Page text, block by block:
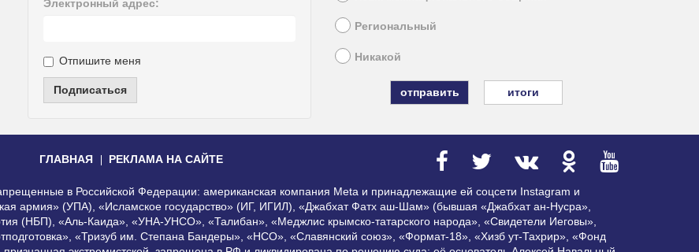
Электронный адрес:
Отпишите меня
Подписаться
Региональный
Никакой
итоги
ГЛАВНАЯ РЕКЛАМА НА САЙТЕ
в Российской Федерации: американская компания Meta и принадлежащие ей соцсети Instagram и
армия» (УПА), «Исламское государство» (ИГ, ИГИЛ), «Джабхат Фатх аш-Шам» (бывшая «Джабхат ан-Нусра»,
(НБП), «Аль-Каида», «УНА-УНСО», «Талибан», «Меджлис крымско-татарского народа», «Свидетели Иеговы»,
«Тризуб им. Степана Бандеры», «НСО», «Славянский союз», «Формат-18», «Хизб ут-Тахрир», «Фонд